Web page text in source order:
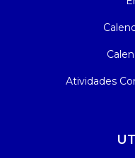
Atividades